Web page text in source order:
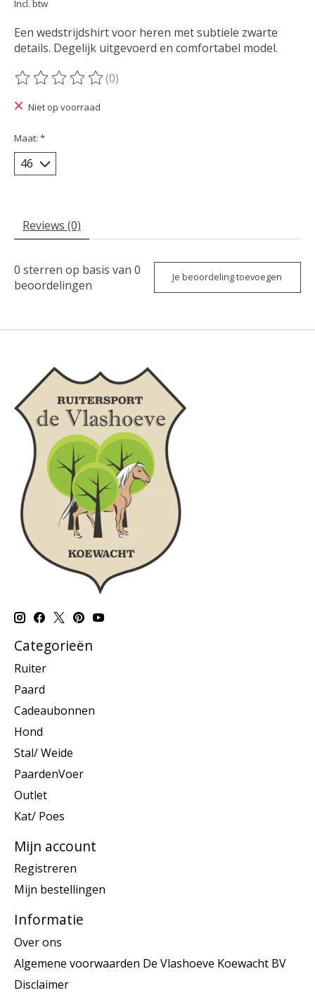
Incl. btw
Een wedstrijdshirt voor heren met subtiele zwarte
details. Degelijk uitgevoerd en comfortabel model.
De beoordeling van dit product is
(0)
Niet op voorraad
Maat: *
Reviews (0)
0 sterren op basis van 0
beoordelingen
Je beoordeling toevoegen
Categorieën
Ruiter
Paard
Cadeaubonnen
Hond
Stal/ Weide
PaardenVoer
Outlet
Kat/ Poes
Mijn account
Registreren
Mijn bestellingen
Informatie
Over ons
Algemene voorwaarden De Vlashoeve Koewacht BV
Disclaimer